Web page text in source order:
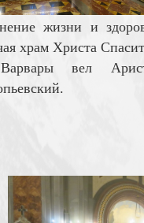
жизни и
храм Христа
вел